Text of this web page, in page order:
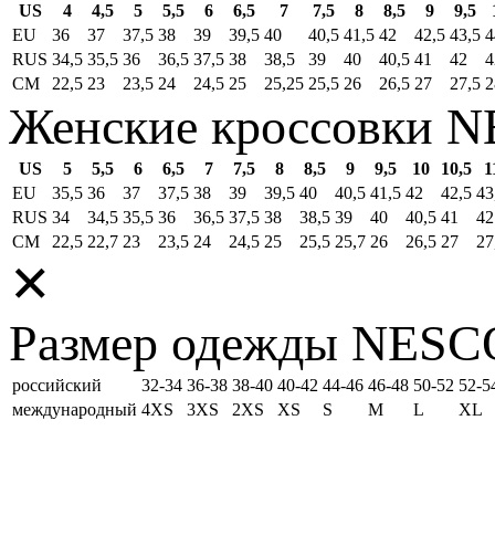
US 4 4,5 5 5,5 6 6,5 7 7,5 8 8,5 9 9,5
EU
36 37 37,5 38 39 39,5 40 40,5 41,5 42 42,5 43,5
RUS 34,5 35,5 36 36,5 37,5 38 38,5 39 40 40,5 41 42
СМ
22,5 23 23,5 24 24,5 25 25,25 25,5 26 26,5 27 27,5
Женские кроссовки
US 5 5,5 6 6,5 7 7,5 8 8,5 9 9,5 10 10,5
EU
35,5 36 37 37,5 38 39 39,5 40 40,5 41,5 42 42,5
RUS 34 34,5 35,5 36 36,5 37,5 38 38,5 39 40 40,5 41
42
СМ
22,5 22,7 23 23,5 24 24,5 25 25,5 25,7 26 26,5 27
✕
Размер одежды
российский 32-34 36-38 38-40 40-42 44-46 46-48 50-52 52-
международный 4XS 3XS 2XS XS S M L XL